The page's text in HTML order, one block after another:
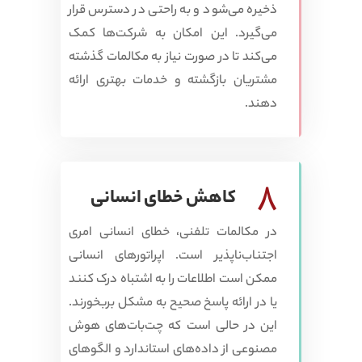
ذخیره می‌شود و به راحتی در دسترس قرار
می‌گیرد. این امکان به شرکت‌ها کمک
می‌کند تا در صورت نیاز به مکالمات گذشته
مشتریان بازگشته و خدمات بهتری ارائه
دهند.
8 کاهش خطای انسانی
در مکالمات تلفنی، خطای انسانی امری
اجتناب‌ناپذیر است. اپراتورهای انسانی
ممکن است اطلاعات را به اشتباه درک کنند
یا در ارائه پاسخ صحیح به مشکل بربخورند.
این در حالی است که چت‌بات‌های هوش
مصنوعی از داده‌های استاندارد و الگوهای